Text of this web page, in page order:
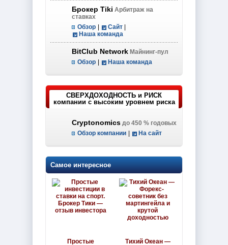
Брокер Tiki Арбитраж на
ставках
Обзор Сайт
Наша команда
BitClub Network Майнинг-пул
Обзор Наша команда
СВЕРХДОХОДНОСТЬ и РИСК
компании с высоким уровнем риска
Cryptonomics до 450 % годовых
Обзор компании На сайт
Самое интересное
Простые
Тихий Океан —